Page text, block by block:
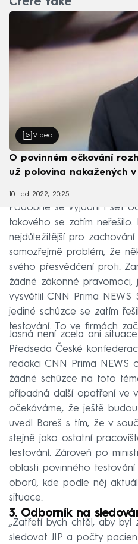
Video
O povinném očkování
už polovina nakažených
10. led 2022, 20:25
Podobně se vyjádřil i šéf
takového se zatím
nejdůležitější pro
samozřejmě problém, že
svého přesvědčení proti.
žádné zákonné pravomoci,
vysvětlil CNN Prima NEWS
jediné schůzce se zatím
testování. To ve firmách
Jasná není zcela ani
Předseda České
redakci CNN Prima NEWS
žádné schůzce na toto
případná další opatření ve
očekáváme, že ještě
uvedl Bareš s tím, že v
stejně jako ostatní
testování. Zároveň po
oblasti povinného
oborů, kde podle něj
situace.
3. Odborník na
„Zatřetí bych chtěl, aby byl
sledovat JIP a počty